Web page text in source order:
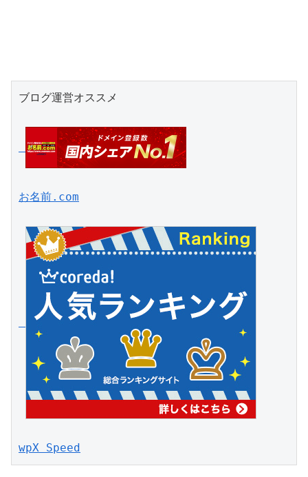
ブログ運営オススメ
お名前.com
wpX Speed